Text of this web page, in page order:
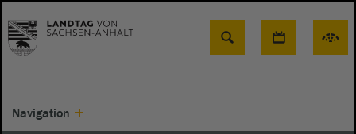
Suche
Navigation